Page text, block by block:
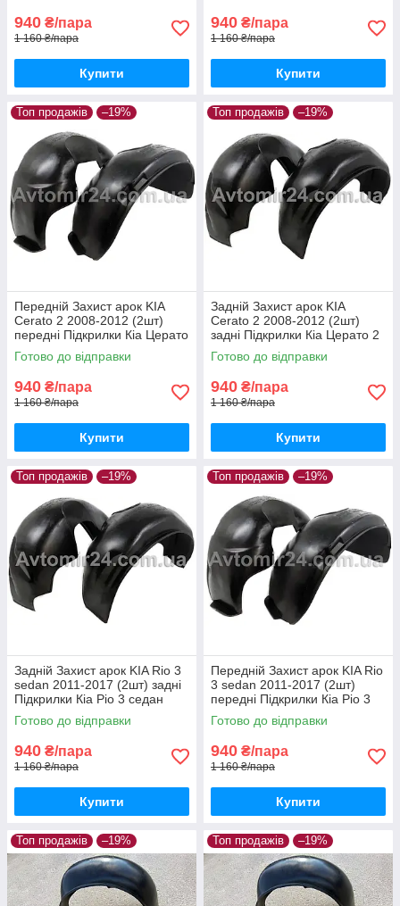
940 ₴/пара
1 160 ₴/пара
Купити
940 ₴/пара
1 160 ₴/пара
Купити
Топ продажів –19%
Передній Захист арок KIA
Cerato 2 2008-2012 (2шт)
передні Підкрилки Кіа Церато
2 пара передніх
Готово до відправки
940 ₴/пара
1 160 ₴/пара
Купити
Топ продажів –19%
Задній Захист арок KIA
Cerato 2 2008-2012 (2шт)
задні Підкрилки Кіа Церато 2
пара задніх
Готово до відправки
940 ₴/пара
1 160 ₴/пара
Купити
Топ продажів –19%
Задній Захист арок KIA Rio 3
sedan 2011-2017 (2шт) задні
Підкрилки Кіа Ріо 3 седан
СНД пара задніх
Готово до відправки
940 ₴/пара
1 160 ₴/пара
Купити
Топ продажів –19%
Передній Захист арок KIA Rio
3 sedan 2011-2017 (2шт)
передні Підкрилки Кіа Ріо 3
седан СНД пара передніх
Готово до відправки
940 ₴/пара
1 160 ₴/пара
Купити
Топ продажів –19% Топ продажів –19%